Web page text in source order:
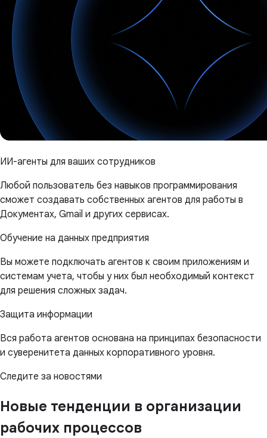
ИИ-агенты для ваших сотрудников
Любой пользователь без навыков программирования
сможет создавать собственных агентов для работы в
Документах, Gmail и других сервисах.
Обучение на данных предприятия
Вы можете подключать агентов к своим приложениям и
системам учета, чтобы у них был необходимый контекст
для решения сложных задач.
Защита информации
Вся работа агентов основана на принципах безопасности
и суверенитета данных корпоративного уровня.
Следите за новостями
Новые тенденции в организации
рабочих процессов